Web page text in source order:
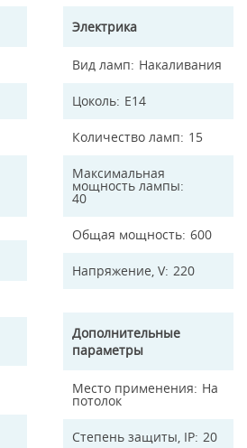
Электрика
Вид ламп Накаливания
Цоколь E14
Количество ламп 15
Максимальная
мощность лампы
40
Общая мощность 600
Напряжение, V 220
Дополнительные
параметры
Место применения На
потолок
Степень защиты, IP 20